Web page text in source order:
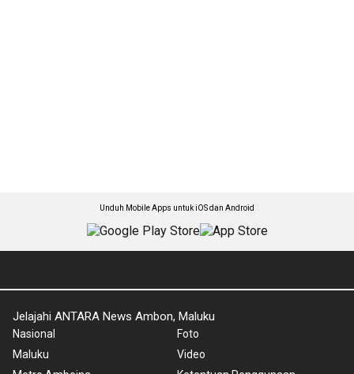
Unduh Mobile Apps untuk iOS dan Android
Jelajahi ANTARA News Ambon, Maluku
Nasional
Maluku
Foto
Video